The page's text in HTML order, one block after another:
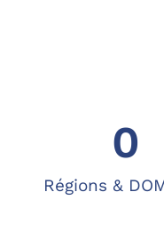
Régions &
0